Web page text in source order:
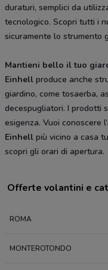
duraturi, semplici da
tecnologico. Scopri tutti i
sicuramente lo strumento
Mantieni bello il tuo
Einhell produce anche
giardino, come tosaerba,
decespugliatori. I prodotti
esigenza. Vuoi conoscere
Einhell più vicino a casa
scopri gli orari di apertura.
Offerte volantini e
ROMA
MONTEROTONDO